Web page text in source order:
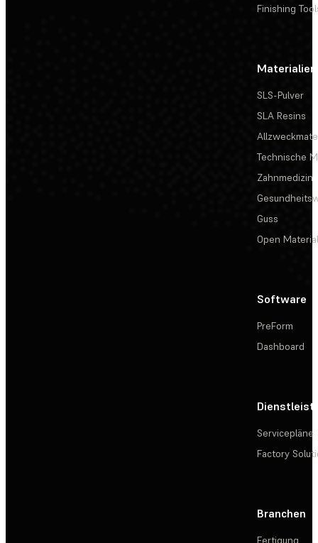
Finishing
Materialien
SLS-Pulver
SLA Resins
Technische
Zahnmedizin
Guss
Open
Software
PreForm
Dashboard
Servicepläne
Factory
Branchen
Fertigung